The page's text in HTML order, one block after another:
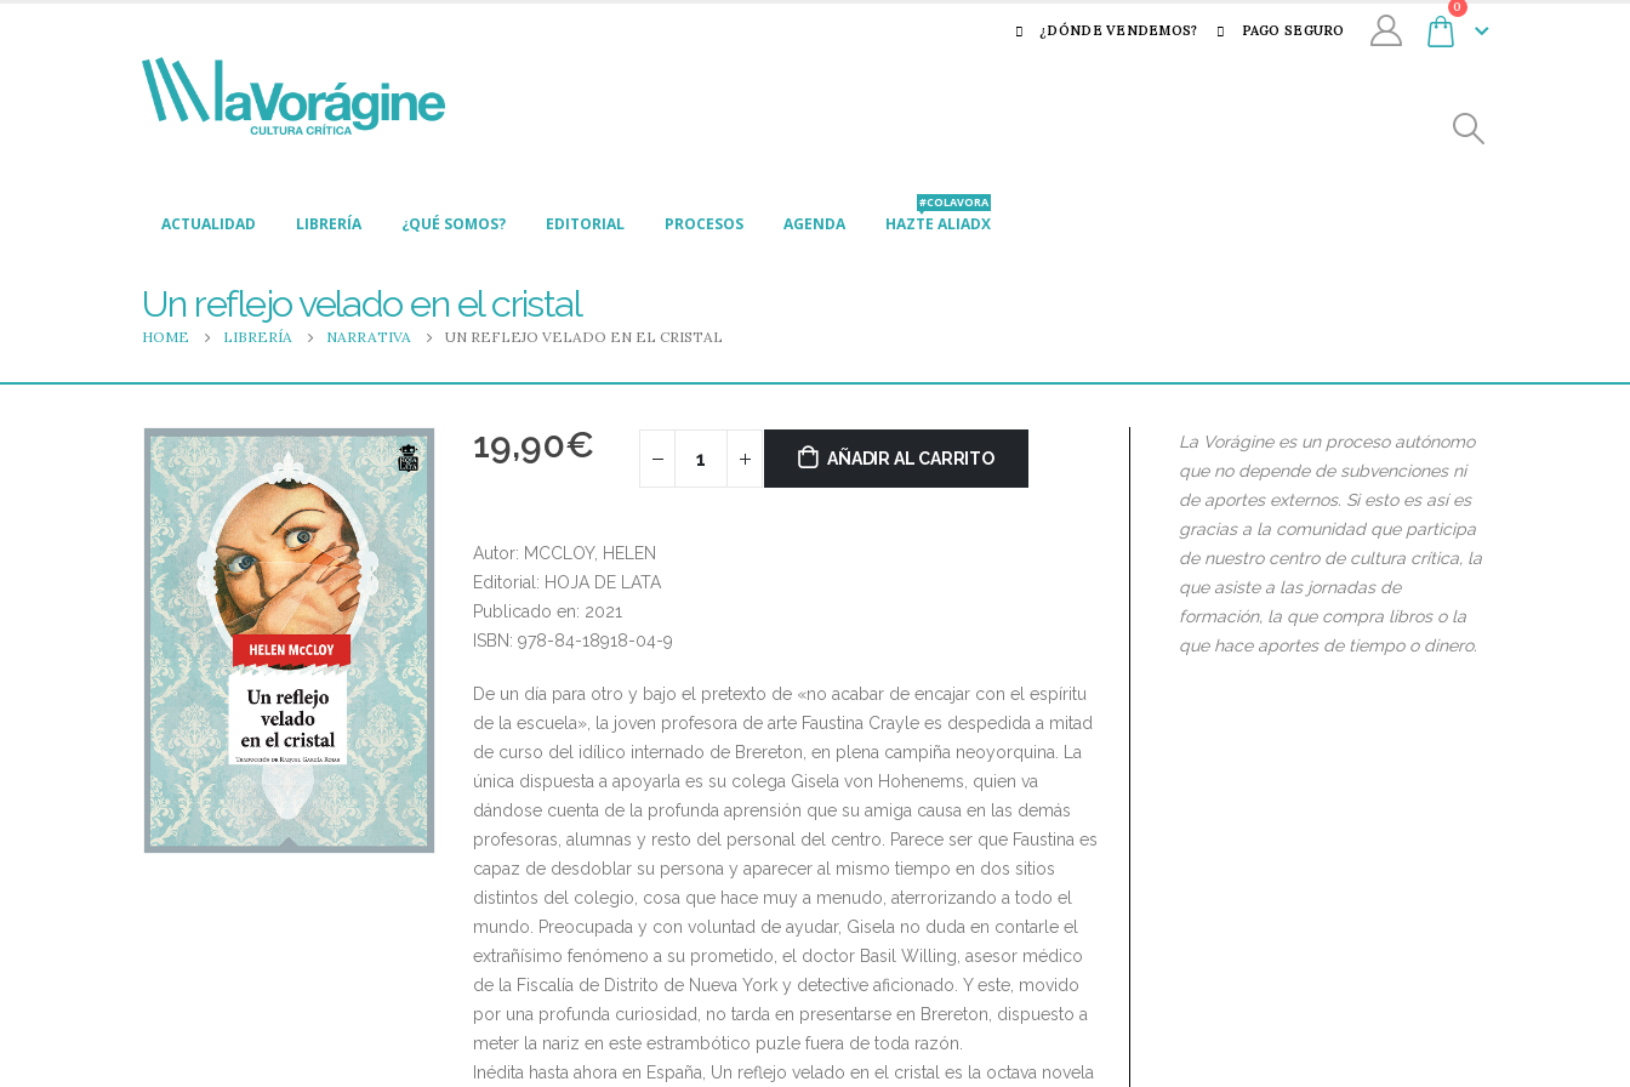
¿DÓNDE VENDEMOS? PAGO SEGURO
0
ACTUALIDAD LIBRERÍA ¿QUÉ SOMOS? EDITORIAL PROCESOS AGENDA HAZTE ALIADX
#COLAVORA
Un reflejo velado en el cristal
HOME LIBRERÍA NARRATIVA UN REFLEJO VELADO EN EL CRISTAL
19,90€ AÑADIR AL CARRITO
Autor: MCCLOY, HELEN
Editorial: HOJA DE LATA
Publicado en: 2021
ISBN: 978-84-18918-04-9
De un día para otro y bajo el pretexto de «no acabar de encajar con el espíritu
de la escuela», la joven profesora de arte Faustina Crayle es despedida a mitad
de curso del idílico internado de Brereton, en plena campiña neoyorquina. La
única dispuesta a apoyarla es su colega Gisela von Hohenems, quien va
dándose cuenta de la profunda aprensión que su amiga causa en las demás
profesoras, alumnas y resto del personal del centro. Parece ser que Faustina es
capaz de desdoblar su persona y aparecer al mismo tiempo en dos sitios
distintos del colegio, cosa que hace muy a menudo, aterrorizando a todo el
mundo. Preocupada y con voluntad de ayudar, Gisela no duda en contarle el
extrañísimo fenómeno a su prometido, el doctor Basil Willing, asesor médico
de la Fiscalía de Distrito de Nueva York y detective aficionado. Y este, movido
por una profunda curiosidad, no tarda en presentarse en Brereton, dispuesto a
meter la nariz en este estrambótico puzle fuera de toda razón.
Inédita hasta ahora en España, Un reflejo velado en el cristal es la octava novela
La Vorágine es un proceso autónomo
que no depende de subvenciones ni
de aportes externos. Si esto es así es
gracias a la comunidad que participa
de nuestro centro de cultura crítica, la
que asiste a las jornadas de
formación, la que compra libros o la
que hace aportes de tiempo o dinero.